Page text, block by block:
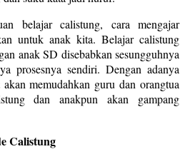
belajar calistung, cara mengajar
untuk anak kita. Belajar calistung
anak SD disebabkan sesungguhnya
prosesnya sendiri. Dengan adanya
memudahkan guru dan orangtua
dan anakpun akan gampang
Calistung